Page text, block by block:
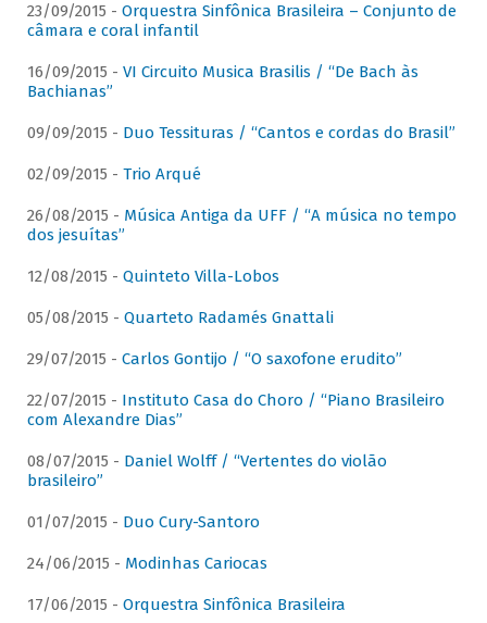
23/09/2015 - Orquestra Sinfônica Brasileira – Conjunto de
câmara e coral infantil
16/09/2015 - VI Circuito Musica Brasilis / “De Bach às
Bachianas”
09/09/2015 - Duo Tessituras / “Cantos e cordas do Brasil”
02/09/2015 - Trio Arqué
26/08/2015 - Música Antiga da UFF / “A música no tempo
dos jesuítas”
12/08/2015 - Quinteto Villa-Lobos
05/08/2015 - Quarteto Radamés Gnattali
29/07/2015 - Carlos Gontijo / “O saxofone erudito”
22/07/2015 - Instituto Casa do Choro / “Piano Brasileiro
com Alexandre Dias”
08/07/2015 - Daniel Wolff / “Vertentes do violão
brasileiro”
01/07/2015 - Duo Cury-Santoro
24/06/2015 - Modinhas Cariocas
17/06/2015 - Orquestra Sinfônica Brasileira